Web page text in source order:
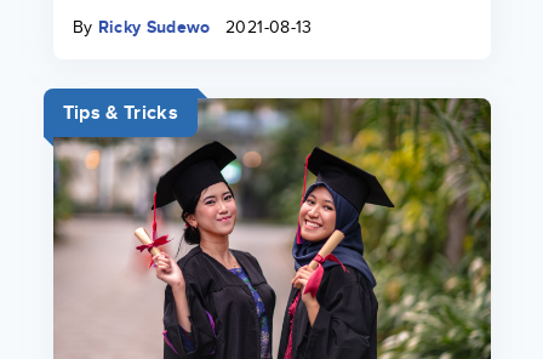
By Ricky Sudewo 2021-08-13
Tips & Tricks